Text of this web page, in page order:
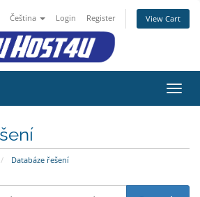
Čeština Login Register View Cart
Databáze řešení